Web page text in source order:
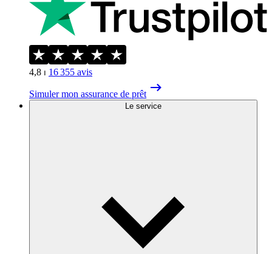
4,8 ⏐ 16 355 avis
Simuler mon assurance de prêt
Le service